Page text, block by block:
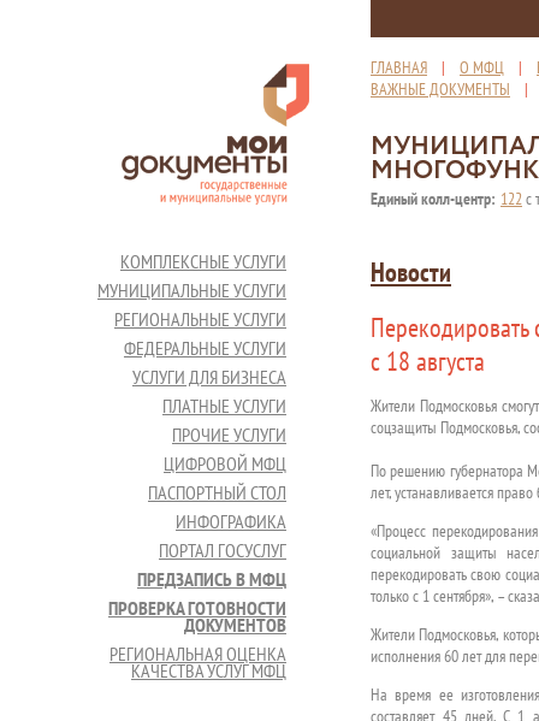
ГЛАВНАЯ | О МФЦ |
ВАЖНЫЕ ДОКУМЕНТЫ
Единый колл-центр: 122с
КОМПЛЕКСНЫЕ УСЛУГИ
МУНИЦИПАЛЬНЫЕ УСЛУГИ
РЕГИОНАЛЬНЫЕ УСЛУГИ
ФЕДЕРАЛЬНЫЕ УСЛУГИ
УСЛУГИ ДЛЯ БИЗНЕСА
ПЛАТНЫЕ УСЛУГИ
ПРОЧИЕ УСЛУГИ
ЦИФРОВОЙ МФЦ
ПАСПОРТНЫЙ СТОЛ
ИНФОГРАФИКА
ПОРТАЛ ГОСУСЛУГ
ПРЕДЗАПИСЬ В МФЦ
ПРОВЕРКА ГОТОВНОСТИ
ДОКУМЕНТОВ
РЕГИОНАЛЬНАЯ ОЦЕНКА
КАЧЕСТВА УСЛУГ МФЦ
Новости
Перекодировать
с 18 августа
Жители Подмосковья
соцзащиты Подмосковья,
По решению губернатора
лет, устанавливается
«Процесс
социальной защиты
перекодировать свою
только с 1 сентября», –
Жители Подмосковья,
исполнения 60 лет для
На время ее
составляет 45 дней. С 1